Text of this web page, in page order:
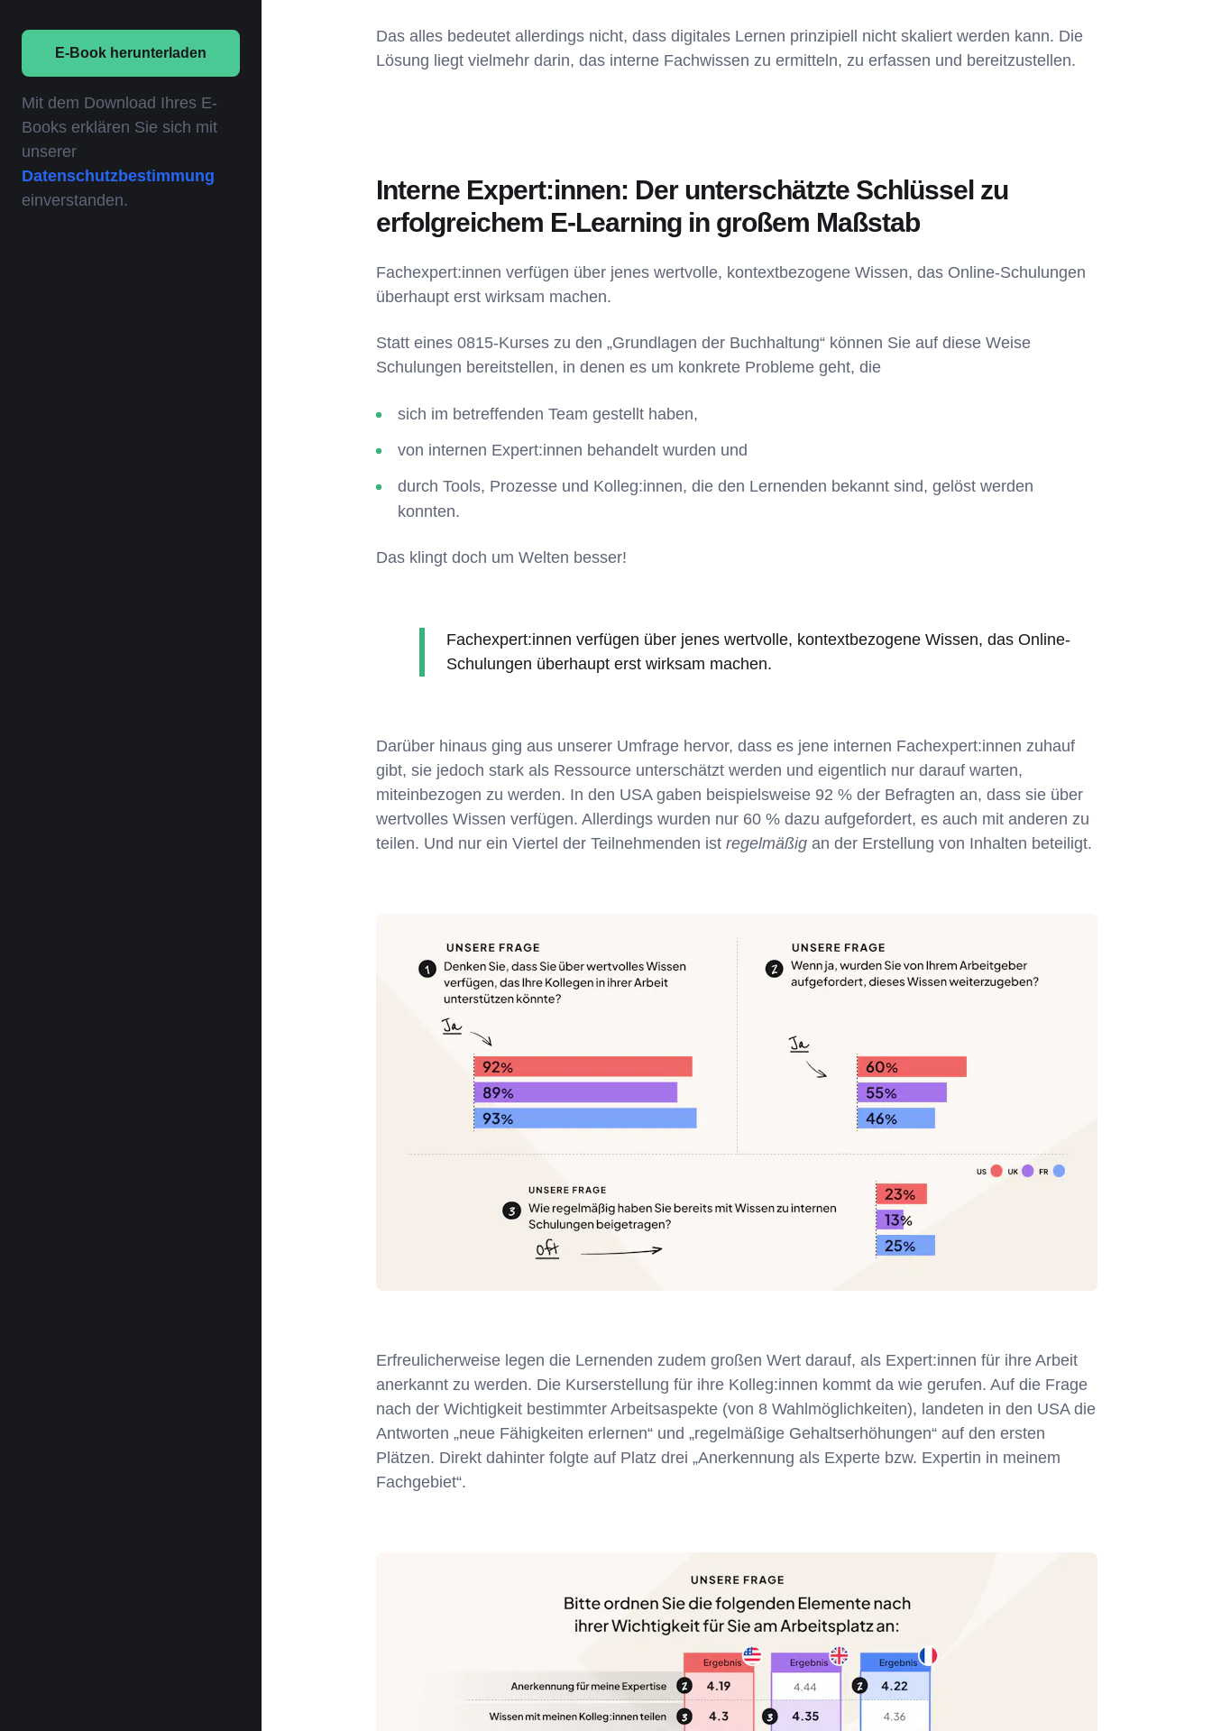
E-Book herunterladen
Mit dem Download Ihres E-
Books erklären Sie sich mit
unserer
Datenschutzbestimmung
einverstanden.
Das alles bedeutet allerdings nicht, dass digitales Lernen prinzipiell nicht skaliert werden kann. Die
Lösung liegt vielmehr darin, das interne Fachwissen zu ermitteln, zu erfassen und bereitzustellen.
Interne Expert:innen: Der unterschätzte Schlüssel zu
erfolgreichem E-Learning in großem Maßstab
Fachexpert:innen verfügen über jenes wertvolle, kontextbezogene Wissen, das Online-Schulungen
überhaupt erst wirksam machen.
Statt eines 0815-Kurses zu den „Grundlagen der Buchhaltung“ können Sie auf diese Weise
Schulungen bereitstellen, in denen es um konkrete Probleme geht, die
sich im betreffenden Team gestellt haben,
von internen Expert:innen behandelt wurden und
durch Tools, Prozesse und Kolleg:innen, die den Lernenden bekannt sind, gelöst werden
konnten.
Das klingt doch um Welten besser!
Fachexpert:innen verfügen über jenes wertvolle, kontextbezogene Wissen, das Online-
Schulungen überhaupt erst wirksam machen.
Darüber hinaus ging aus unserer Umfrage hervor, dass es jene internen Fachexpert:innen zuhauf
gibt, sie jedoch stark als Ressource unterschätzt werden und eigentlich nur darauf warten,
miteinbezogen zu werden. In den USA gaben beispielsweise 92 % der Befragten an, dass sie über
wertvolles Wissen verfügen. Allerdings wurden nur 60 % dazu aufgefordert, es auch mit anderen zu
teilen. Und nur ein Viertel der Teilnehmenden ist regelmäßig an der Erstellung von Inhalten beteiligt.
Erfreulicherweise legen die Lernenden zudem großen Wert darauf, als Expert:innen für ihre Arbeit
anerkannt zu werden. Die Kurserstellung für ihre Kolleg:innen kommt da wie gerufen. Auf die Frage
nach der Wichtigkeit bestimmter Arbeitsaspekte (von 8 Wahlmöglichkeiten), landeten in den USA die
Antworten „neue Fähigkeiten erlernen“ und „regelmäßige Gehaltserhöhungen“ auf den ersten
Plätzen. Direkt dahinter folgte auf Platz drei „Anerkennung als Experte bzw. Expertin in meinem
Fachgebiet“.